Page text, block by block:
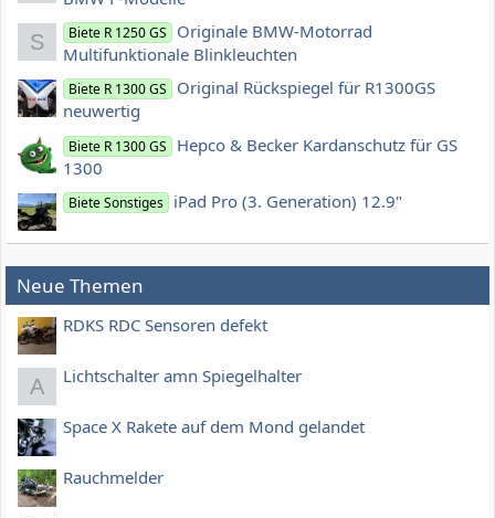
S Biete R 1250 GS
Originale BMW-Motorrad
Multifunktionale Blinkleuchten
Biete R 1300 GS
Original Rückspiegel für R1300GS
neuwertig
Biete R 1300 GS
Hepco & Becker Kardanschutz für GS
1300
Biete Sonstiges iPad Pro (3. Generation) 12.9"
Neue Themen
RDKS RDC Sensoren defekt
A Lichtschalter amn Spiegelhalter
Space X Rakete auf dem Mond gelandet
Rauchmelder